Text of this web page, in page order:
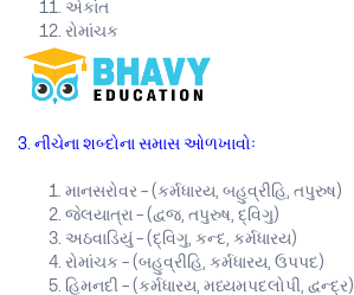
એકાંત
રોમાંચક
3. નીચેના શબ્દોના સમાસ ઓળખાવોઃ
માનસરોવર – (કર્મધારય, બહુવ્રીહિ, તપુરુષ)
જેલયાત્રા – (દ્વજ, તપુરુષ, દ્વિગુ)
અઠવાડિયું – (દ્વિગુ, કન્દ, કર્મધારય)
રોમાંચક – (બહુવ્રીહિ, કર્મધારય, ઉપપદ)
હિમનદી – (કર્મધારય, મધ્યમપદલોપી, દ્વન્દ્ર)